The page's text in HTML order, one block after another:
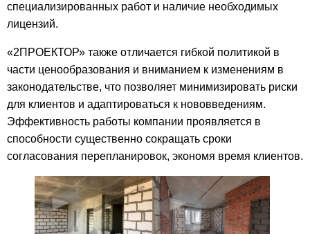
специализированных работ и наличие необходимых
лицензий.
«2ПРОЕКТОР» также отличается гибкой политикой в
части ценообразования и вниманием к изменениям в
законодательстве, что позволяет минимизировать риски
для клиентов и адаптироваться к нововведениям.
Эффективность работы компании проявляется в
способности существенно сокращать сроки
согласования перепланировок, экономя время клиентов.